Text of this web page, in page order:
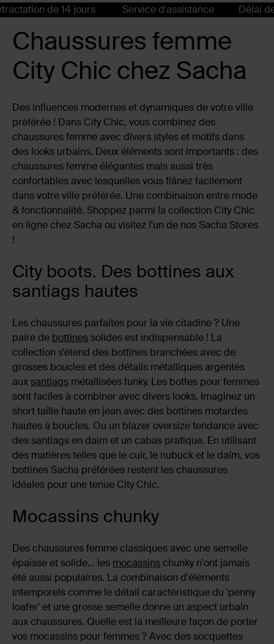
14 jours Service d'assistance Délai de
Chaussures femme
City Chic chez Sacha
Des influences modernes et dynamiques de votre ville
préférée ! Dans City Chic, vous combinez des
chaussures femme avec divers styles et motifs dans
des looks urbains. Deux éléments sont importants : des
chaussures femme élégantes mais aussi très
confortables avec lesquelles vous flânez facilement
dans votre ville préférée. Une combinaison entre mode
& fonctionnalité. Shoppez parmi la collection City Chic
en ligne chez Sacha ou visitez l'un de nos Sacha Stores
!
City boots. Des bottines aux
santiags hautes
Les chaussures parfaites pour la vie citadine ? Une
paire de bottines solides est indispensable ! La
collection s’étend des bottines branchées avec de
grosses boucles et des détails métalliques argentés
aux santiags métallisées funky. Les bottes pour femmes
sont faciles à combiner avec divers looks. Imaginez un
short taille haute en jean avec des bottines motardes
hautes à boucles. Ou un blazer oversize tendance avec
des santiags en daim et un cabas pratique. En utilisant
des matières telles que le cuir, le nubuck et le daim, vos
bottines Sacha préférées restent les chaussures
idéales pour une tenue City Chic.
Mocassins chunky
Des chaussures femme classiques avec une semelle
épaisse et solide... les mocassinschunky n'ont jamais
été aussi populaires. La combinaison d'éléments
intemporels comme le détail caractéristique du 'penny
loafer' et une grosse semelle donne un aspect urbain
aux chaussures. Quelle est la meilleure façon de porter
vos mocassins pour femmes ? Avec des socquettes